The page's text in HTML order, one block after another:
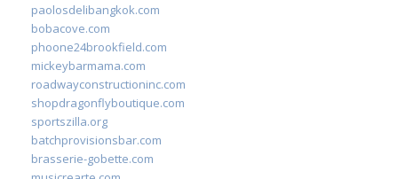
paolosdelibangkok.com
bobacove.com
phoone24brookfield.com
mickeybarmama.com
roadwayconstructioninc.com
shopdragonflyboutique.com
sportszilla.org
batchprovisionsbar.com
brasserie-gobette.com